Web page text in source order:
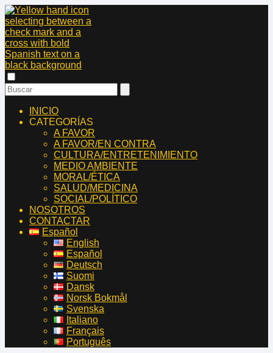
INICIO
CATEGORÍAS
A FAVOR
A FAVOR/EN CONTRA
CULTURA/ENTRETENIMIENTO
MEDIO AMBIENTE
MORAL/ÉTICA
SALUD/MEDICINA
SOCIAL/POLÍTICO
NOSOTROS
CONTACTAR
Español
English
Español
Deutsch
Suomi
Dansk
Norsk Bokmål
Svenska
Italiano
Français
Português